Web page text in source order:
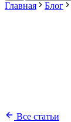
Главная Блог
Все статьи